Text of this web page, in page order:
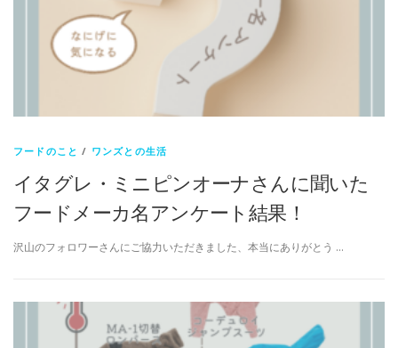
フードのこと / ワンズとの生活
イタグレ・ミニピンオーナさんに聞いた
フードメーカ名アンケート結果！
沢山のフォロワーさんにご協力いただきました、本当にありがとう …